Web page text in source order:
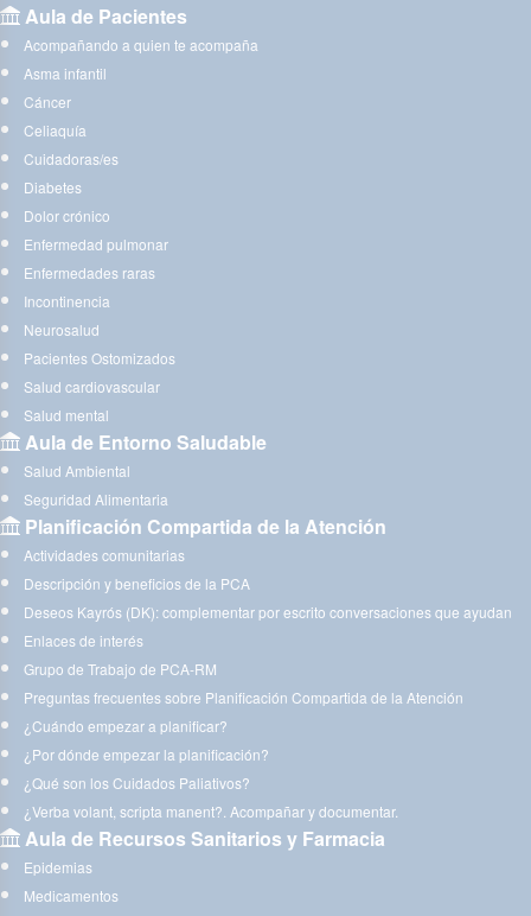
Aula de Pacientes
Acompañando a quien te acompaña
Asma infantil
Cáncer
Celiaquía
Cuidadoras/es
Diabetes
Dolor crónico
Enfermedad pulmonar
Enfermedades raras
Incontinencia
Neurosalud
Pacientes Ostomizados
Salud cardiovascular
Salud mental
Aula de Entorno Saludable
Salud Ambiental
Seguridad Alimentaria
Planificación Compartida de la Atención
Actividades comunitarias
Descripción y beneficios de la PCA
Deseos Kayrós (DK): complementar por escrito conversaciones que ayudan
Enlaces de interés
Grupo de Trabajo de PCA-RM
Preguntas frecuentes sobre Planificación Compartida de la Atención
¿Cuándo empezar a planificar?
¿Por dónde empezar la planificación?
¿Qué son los Cuidados Paliativos?
¿Verba volant, scripta manent?. Acompañar y documentar.
Aula de Recursos Sanitarios y Farmacia
Epidemias
Medicamentos